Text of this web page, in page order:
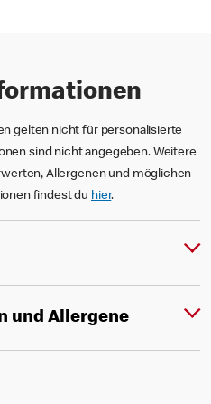
gelten nicht für personalisierte
sind nicht angegeben. Weitere
Allergenen und möglichen
findest du hier.
und Allergene